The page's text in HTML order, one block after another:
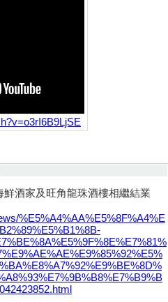
酒家及旺角龍珠酒樓相繼結業
%E5%A4%AA%E5%8F%A4%E